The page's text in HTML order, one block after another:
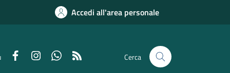
Accedi all'area personale
FacebookInstagramWhatsapp Cerca